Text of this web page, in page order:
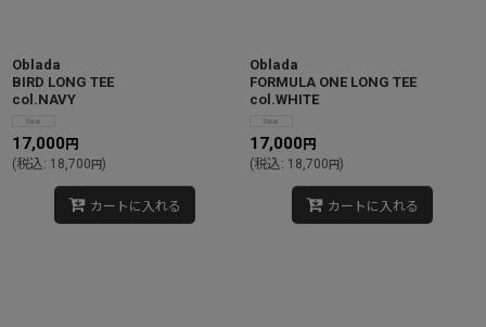
Oblada
BIRD LONG TEE
col.NAVY
17,000 円
(税込: 18,700円)
カートに入れる
Oblada
FORMULA ONE LONG TEE
col.WHITE
17,000 円
(税込: 18,700円)
カートに入れる